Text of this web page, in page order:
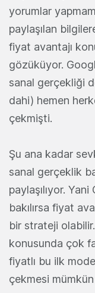
yorumlar
paylaşılan
fiyat avantajı
gözüküyor.
sanal gerçekliği
dahi) hemen
çekmişti.
Şu ana kadar
sanal gerçeklik
paylaşılıyor.
bakılırsa fiyat
bir strateji
konusunda çok
fiyatlı bu ilk
çekmesi